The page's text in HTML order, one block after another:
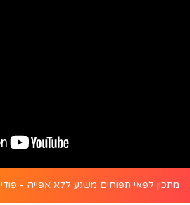
מתכון לפאי תפוחים משגע ללא אפייה - פודי